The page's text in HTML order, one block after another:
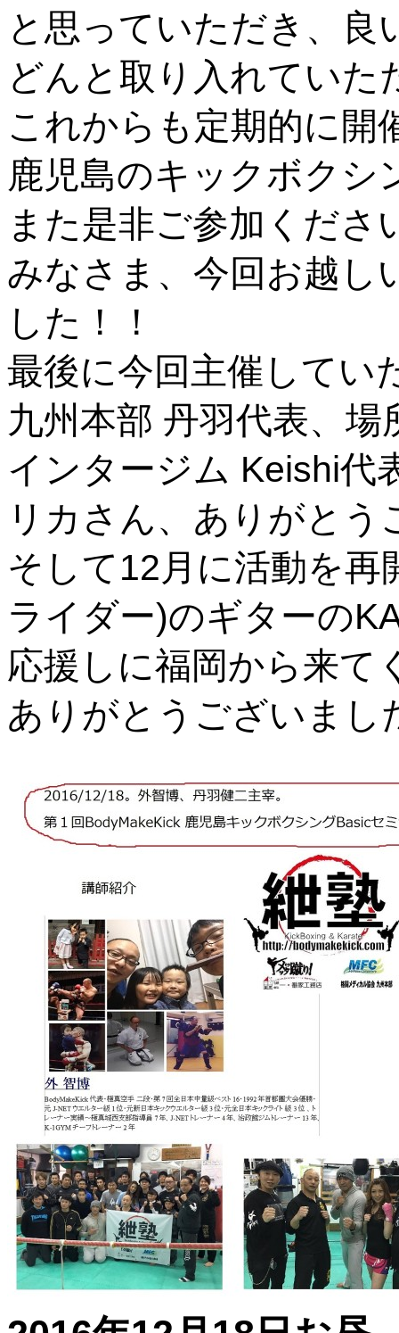
と思っていただき、
どんと取り入れていた
これからも定期的に開
鹿児島のキックボクシ
また是非ご参加くださ
みなさま、今回お越し
した！！
最後に今回主催してい
九州本部 丹羽代表、
インタージム Keishi代
リカさん、ありがとう
そして12月に活動を
ライダー)のギターの
応援しに福岡から来て
ありがとうございまし